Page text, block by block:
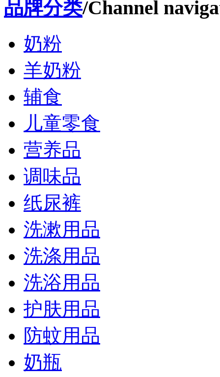
品牌分类/Channel
奶粉
羊奶粉
辅食
儿童零食
营养品
调味品
纸尿裤
洗漱用品
洗涤用品
洗浴用品
护肤用品
防蚊用品
奶瓶